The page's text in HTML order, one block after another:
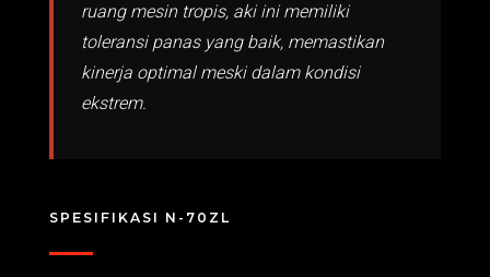
ruang mesin tropis, aki ini memiliki
toleransi panas yang baik, memastikan
kinerja optimal meski dalam kondisi
ekstrem.
SPESIFIKASI N-70ZL